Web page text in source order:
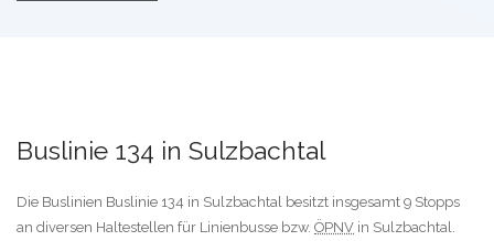
Buslinie 134 in Sulzbachtal
Die Buslinien Buslinie 134 in Sulzbachtal besitzt insgesamt 9 Stopps
an diversen Haltestellen für Linienbusse bzw. ÖPNV in Sulzbachtal.